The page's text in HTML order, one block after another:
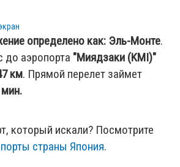
определено как: Эль-Монте.
до аэропорта "Миядзаки (KMI)"
км. Прямой перелет займет
мин.
который искали? Посмотрите
страны Япония.